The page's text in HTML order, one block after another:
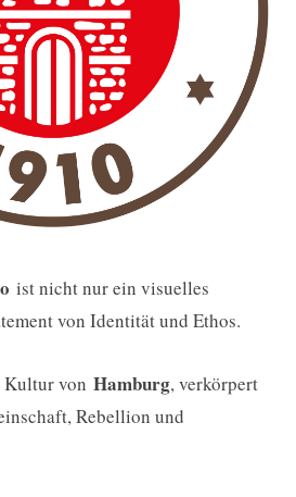
ist nicht nur ein visuelles
von Identität und Ethos.
von Hamburg, verkörpert
Rebellion und